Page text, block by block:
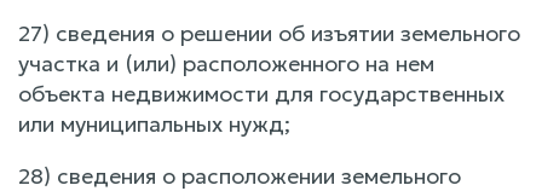
27) сведения о решении об изъятии земельного
участка и (или) расположенного на нем
объекта недвижимости для государственных
или муниципальных нужд;
28) сведения о расположении земельного